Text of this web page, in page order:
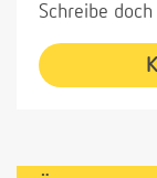
Schreibe doch